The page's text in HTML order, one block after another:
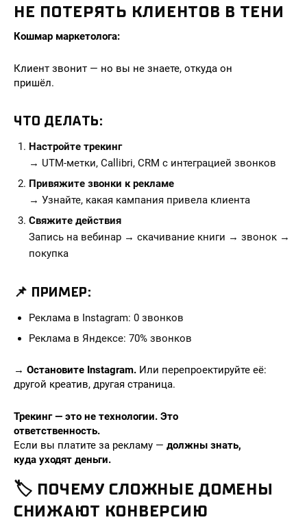
НЕ ПОТЕРЯТЬ КЛИЕНТОВ В ТЕНИ
Кошмар маркетолога:
Клиент звонит — но вы не знаете, откуда он
пришёл.
ЧТО ДЕЛАТЬ:
Настройте трекинг
→ UTM-метки, Callibri, CRM с интеграцией звонков
Привяжите звонки к рекламе
→ Узнайте, какая кампания привела клиента
Свяжите действия
Запись на вебинар → скачивание книги → звонок →
покупка
📌 ПРИМЕР:
Реклама в Instagram: 0 звонков
Реклама в Яндексе: 70% звонков
→ Остановите Instagram. Или перепроектируйте её:
другой креатив, другая страница.
Трекинг — это не технологии. Это
ответственность.
Если вы платите за рекламу — должны знать,
куда уходят деньги.
🏷️ ПОЧЕМУ СЛОЖНЫЕ ДОМЕНЫ
СНИЖАЮТ КОНВЕРСИЮ